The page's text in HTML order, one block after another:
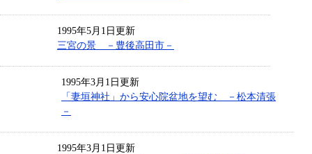
1995年5月1日更新
三宮の景 －豊後高田市－
1995年3月1日更新
「妻垣神社」から安心院盆地を望む －松本清張
－
1995年3月1日更新